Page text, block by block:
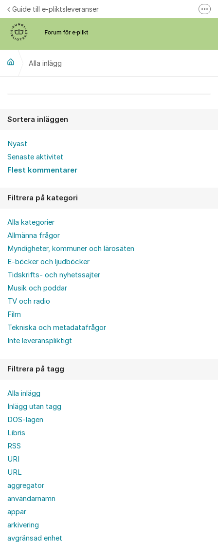
Hoppa till innehåll
Guide till e-pliktsleveranser
Alla inlägg
Sortera inläggen
Nyast
Senaste aktivitet
Flest kommentarer
Filtrera på kategori
Alla kategorier
Allmänna frågor
Myndigheter, kommuner och lärosäten
E-böcker och ljudböcker
Tidskrifts- och nyhetssajter
Musik och poddar
TV och radio
Film
Tekniska och metadatafrågor
Inte leveranspliktigt
Filtrera på tagg
Alla inlägg
Inlägg utan tagg
DOS-lagen
Libris
RSS
URI
URL
aggregator
användarnamn
appar
arkivering
avgränsad enhet